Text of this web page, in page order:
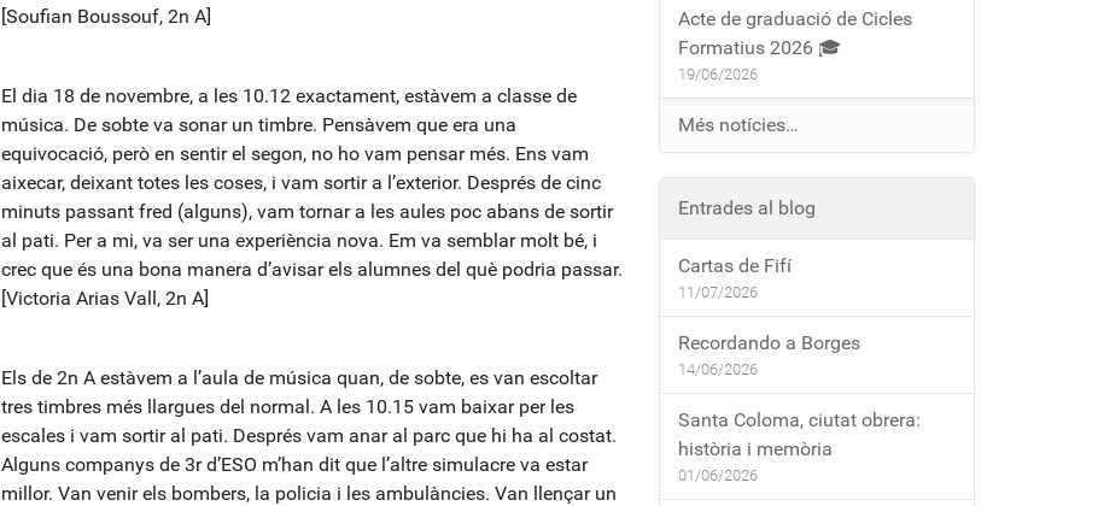
[Soufian Boussouf, 2n A]
El dia 18 de novembre, a les 10.12 exactament, estàvem a classe de
música. De sobte va sonar un timbre. Pensàvem que era una
equivocació, però en sentir el segon, no ho vam pensar més. Ens vam
aixecar, deixant totes les coses, i vam sortir a l’exterior. Després de cinc
minuts passant fred (alguns), vam tornar a les aules poc abans de sortir
al pati. Per a mi, va ser una experiència nova. Em va semblar molt bé, i
crec que és una bona manera d’avisar els alumnes del què podria passar.
[Victoria Arias Vall, 2n A]
Els de 2n A estàvem a l’aula de música quan, de sobte, es van escoltar
tres timbres més llargues del normal. A les 10.15 vam baixar per les
escales i vam sortir al pati. Després vam anar al parc que hi ha al costat.
Alguns companys de 3r d’ESO m’han dit que l’altre simulacre va estar
millor. Van venir els bombers, la policia i les ambulàncies. Van llençar un
Acte de graduació de Cicles
Formatius 2026 🎓
19/06/2026
Més notícies…
Entrades al blog
Cartas de Fifí
11/07/2026
Recordando a Borges
14/06/2026
Santa Coloma, ciutat obrera:
història i memòria
01/06/2026